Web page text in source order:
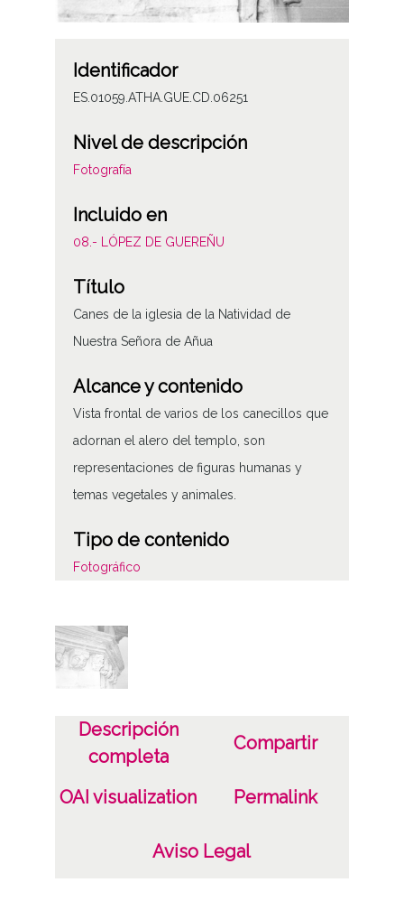
Identificador
ES.01059.ATHA.GUE.CD.06251
Nivel de descripción
Fotografía
Incluido en
08.- LÓPEZ DE GUEREÑU
Título
Canes de la iglesia de la Natividad de
Nuestra Señora de Añua
Alcance y contenido
Vista frontal de varios de los canecillos que
adornan el alero del templo, son
representaciones de figuras humanas y
temas vegetales y animales.
Tipo de contenido
Fotográfico
Tipo de imagen: Positivos Imagen Final:
Plata;
Fecha
19400101
19601231
Descripción
completa
Compartir
OAI visualization Permalink
Aviso Legal